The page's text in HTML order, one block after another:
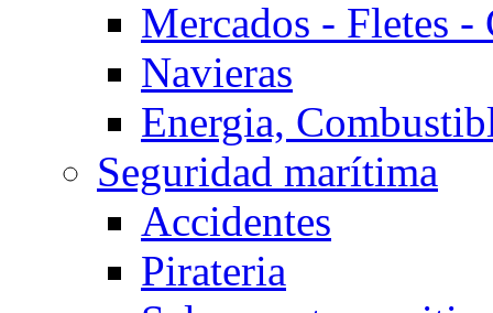
Mercados - Fletes -
Navieras
Energia,
Seguridad marítima
Accidentes
Pirateria